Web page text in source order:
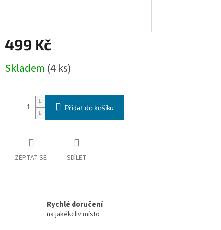
499 Kč
cena:
Skladem (4 ks)
Přidat do košíku
ZEPTAT SE SDÍLET
Rychlé doručení
na jakékoliv místo